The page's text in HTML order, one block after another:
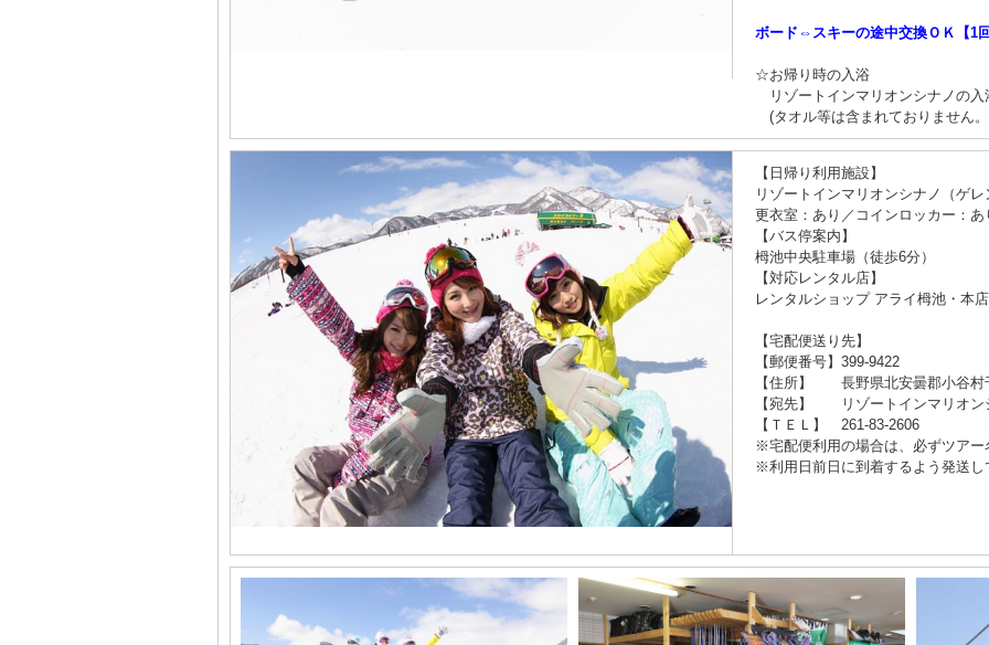
ボード⇔スキーの途中交換ＯＫ【1
☆お帰り時の入浴
リゾートインマリオンシナノの入
(タオル等は含まれておりません
【日帰り利用施設】
リゾートインマリオンシナノ（ゲ
更衣室：あり／コインロッカー：あ
【バス停案内】
栂池中央駐車場（徒歩6分）
【対応レンタル店】
レンタルショップ アライ栂池・本
【宅配便送り先】
【郵便番号】399-9422
【住所】 長野県北安曇郡小谷村
【宛先】 リゾートインマリオン
【ＴＥＬ】 261-83-2606
※宅配便利用の場合は、必ずツア
※利用日前日に到着するよう発送し